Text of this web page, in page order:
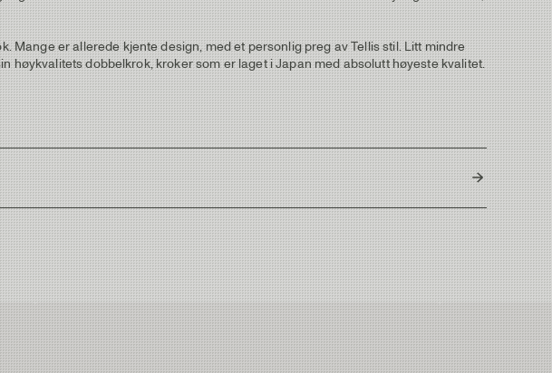
Mange er allerede kjente design, med et personlig preg av Tellis stil. Litt mindre
høykvalitets dobbelkrok, kroker som er laget i Japan med absolutt høyeste kvalitet.
Thailand